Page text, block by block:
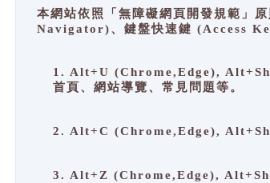
本網站依照「無障礙網頁開發規範」
Navigator)、鍵盤快速鍵 (Access
1. Alt+U (Chrome,Edge),
首頁、網站導覽、常見問題等。
2. Alt+C (Chrome,Edge),
3. Alt+Z (Chrome,Edge),